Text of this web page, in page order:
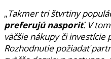
„Takmer tri štvrtiny
preferujú nasporiť. V
väčšie nákupy či investície
Rozhodnutie požiadať